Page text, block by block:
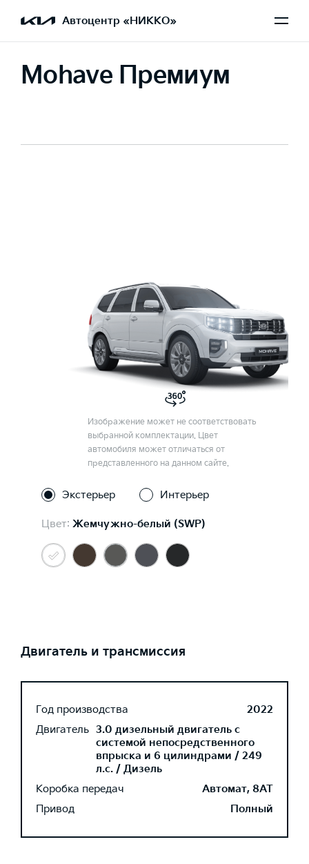
Автоцентр «НИККО»
Mohave Премиум
Изображение может не соответствовать
выбранной комплектации. Цвет
автомобиля может отличаться от
представленного на данном сайте.
Экстерьер Интерьер
Цвет: Жемчужно-белый (SWP)
Двигатель и трансмиссия
Год производства
2022
Двигатель 3.0 дизельный двигатель с
системой непосредственного
впрыска и 6 цилиндрами / 249
л.с. / Дизель
Коробка передач
Автомат, 8AT
Привод
Полный